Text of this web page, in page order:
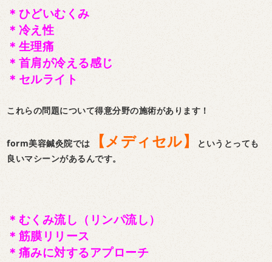
＊ひどいむくみ
＊冷え性
＊生理痛
＊首肩が冷える感じ
＊セルライト
これらの問題について得意分野の施術があります！
form美容鍼灸院では 【メディセル】
というとっても
良いマシーンがあるんです。
＊むくみ流し（リンパ流し）
＊筋膜リリース
＊痛みに対するアプローチ